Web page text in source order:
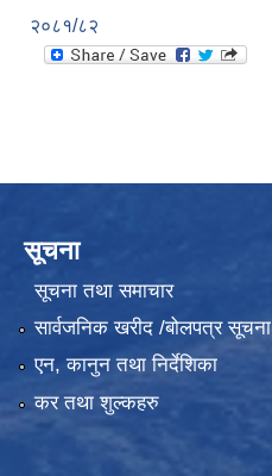
२०८१/८२
सूचना
सूचना तथा समाचार
सार्वजनिक खरीद /बोलपत्र सूचना
एन, कानुन तथा निर्देशिका
कर तथा शुल्कहरु